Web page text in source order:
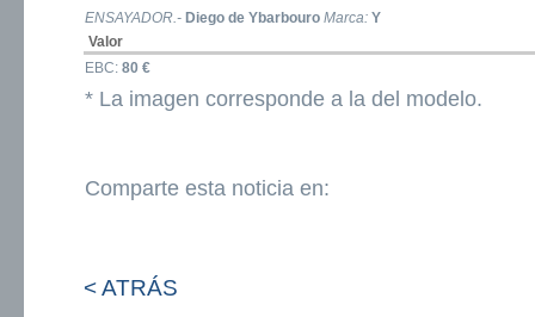
ENSAYADOR.- Diego de Ybarbouro Marca: Y
Valor
EBC: 80 €
* La imagen corresponde a la del modelo.
Comparte esta noticia en:
< ATRÁS